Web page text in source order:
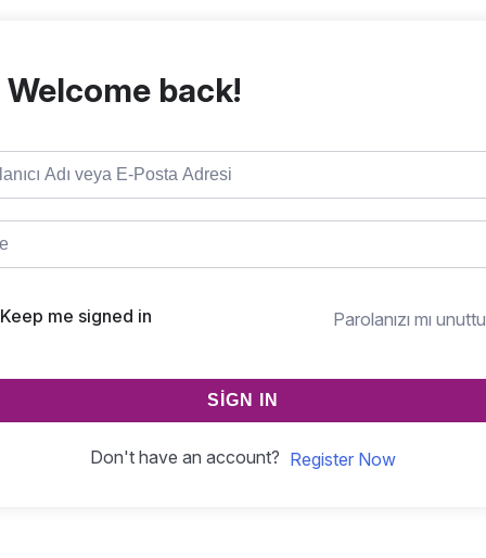
Welcome back!
Keep me signed in Parolanızı mı
SIGN IN
Don't have an account? Register Now